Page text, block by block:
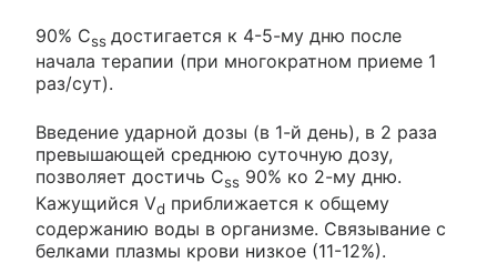
90% Css достигается к 4-5-му дню после
начала терапии (при многократном приеме 1
раз/сут).
Введение ударной дозы (в 1-й день), в 2 раза
превышающей среднюю суточную дозу,
позволяет достичь Css 90% ко 2-му дню.
Кажущийся Vd приближается к общему
содержанию воды в организме. Связывание с
белками плазмы крови низкое (11-12%).